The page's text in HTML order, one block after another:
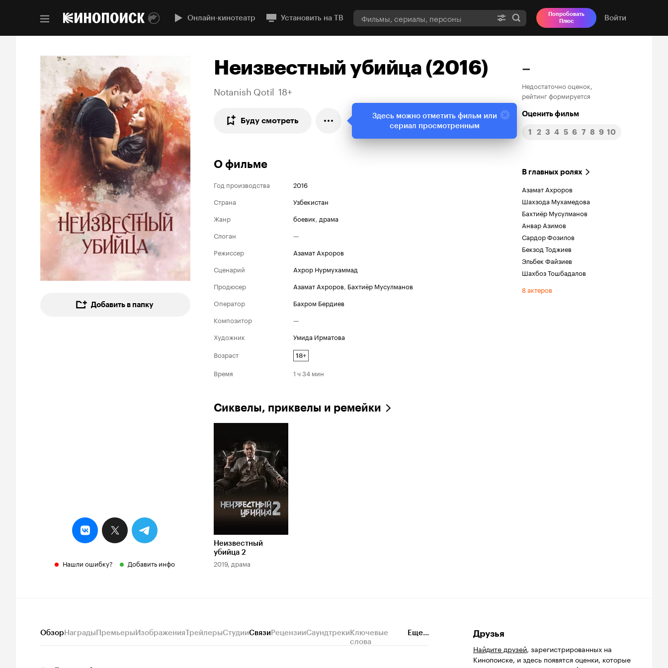
Онлайн-кинотеатр Установить на ТВ
Попробовать
Плюс
Войти
Добавить в папку
Нашли ошибку? Добавить инфо
Неизвестный убийца (2016)
Notanish Qotil 18+
Буду смотреть
–
Недостаточно оценок,
рейтинг формируется
Оценить фильм
1 2 3 4 5 6 7 8 9 10
О фильме
Год производства
2016
Страна
Узбекистан
Жанр
боевик, драма
Слоган
—
Режиссер
Азамат Ахроров
Сценарий
Ахрор Нурмухаммад
Продюсер
Азамат Ахроров, Бахтиёр Мусулманов
Оператор
Бахром Бердиев
Композитор
—
Художник
Умида Ирматова
Возраст
18+
Время 1 ч 34 мин
В главных ролях
Азамат Ахроров
Шахзода Мухамедова
Бахтиёр Мусулманов
Анвар Азимов
Сардор Фозилов
Бекзод Тоджиев
Эльбек Файзиев
Шахбоз Тошбадалов
8 актеров
Сиквелы, приквелы и ремейки
Неизвестный
убийца 2
2019, драма
ОбзорНаградыПремьерыИзображенияТрейлерыСтудииСвязиРецензииСаундтрекиКлючевые
слова
Еще...
Друзья
Найдите друзей, зарегистрированных на
Кинопоиске, и здесь появятся оценки, которые
Здесь можно отметить фильм или
сериал просмотренным